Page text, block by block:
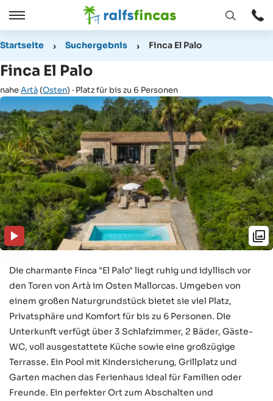
Öffnen
Schließen
Fenster
Startseite Suchergebnis Finca El Palo
Finca El Palo
naheArtà (Osten) · Platz für bis zu 6 Personen
Die charmante Finca "El Palo" liegt ruhig und idyllisch vor
den Toren von Artà im Osten Mallorcas. Umgeben von
einem großen Naturgrundstück bietet sie viel Platz,
Privatsphäre und Komfort für bis zu 6 Personen. Die
Unterkunft verfügt über 3 Schlafzimmer, 2 Bäder, Gäste-
WC, voll ausgestattete Küche sowie eine großzügige
Terrasse. Ein Pool mit Kindersicherung, Grillplatz und
Garten machen das Ferienhaus ideal für Familien oder
Freunde. Ein perfekter Ort zum Abschalten und